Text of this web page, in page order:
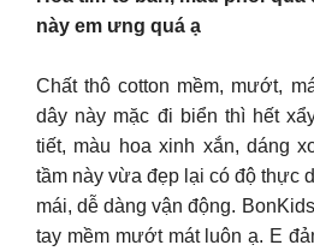
này em ưng quá ạ
Chất thô cotton mềm, mướt,
dây này mặc đi biển thì hết
tiết, màu hoa xinh xắn, dáng
tầm này vừa đẹp lại có độ thực
mái, dễ dàng vận động.
tay mềm mướt mát luôn ạ. E